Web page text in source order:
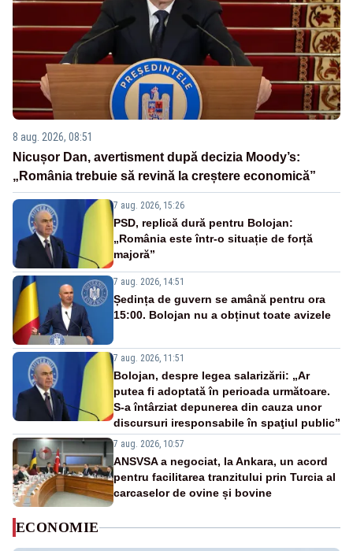
8 aug. 2026, 08:51
Nicușor Dan, avertisment după decizia Moody’s:
„România trebuie să revină la creștere economică”
7 aug. 2026, 15:26
PSD, replică dură pentru Bolojan:
„România este într-o situație de forță
majoră”
7 aug. 2026, 14:51
Ședința de guvern se amână pentru ora
15:00. Bolojan nu a obținut toate avizele
7 aug. 2026, 11:51
Bolojan, despre legea salarizării: „Ar
putea fi adoptată în perioada următoare.
S-a întârziat depunerea din cauza unor
discursuri iresponsabile în spaţiul public”
7 aug. 2026, 10:57
ANSVSA a negociat, la Ankara, un acord
pentru facilitarea tranzitului prin Turcia al
carcaselor de ovine și bovine
ECONOMIE